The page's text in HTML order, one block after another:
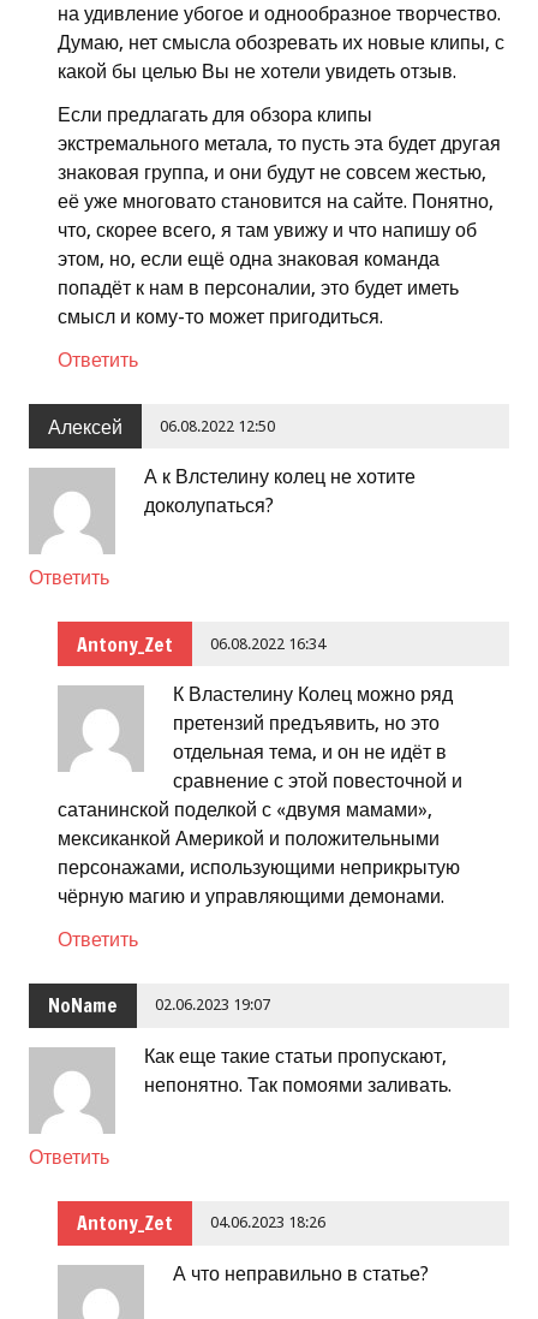
на удивление убогое и однообразное творчество.
Думаю, нет смысла обозревать их новые клипы, с
какой бы целью Вы не хотели увидеть отзыв.
Если предлагать для обзора клипы
экстремального метала, то пусть эта будет другая
знаковая группа, и они будут не совсем жестью,
её уже многовато становится на сайте. Понятно,
что, скорее всего, я там увижу и что напишу об
этом, но, если ещё одна знаковая команда
попадёт к нам в персоналии, это будет иметь
смысл и кому-то может пригодиться.
Ответить
Алексей 06.08.2022 12:50
А к Влстелину колец не хотите
доколупаться?
Ответить
Antony_Zet 06.08.2022 16:34
К Властелину Колец можно ряд
претензий предъявить, но это
отдельная тема, и он не идёт в
сравнение с этой повесточной и
сатанинской поделкой с «двумя мамами»,
мексиканкой Америкой и положительными
персонажами, использующими неприкрытую
чёрную магию и управляющими демонами.
Ответить
NoName 02.06.2023 19:07
Как еще такие статьи пропускают,
непонятно. Так помоями заливать.
Ответить
Antony_Zet 04.06.2023 18:26
А что неправильно в статье?